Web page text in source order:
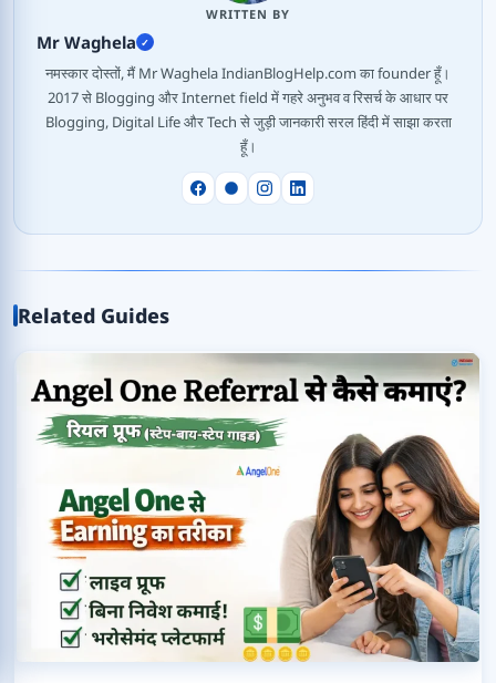
WRITTEN BY
Mr Waghela ✓
नमस्कार दोस्तों, मैं Mr Waghela IndianBlogHelp.com का founder हूँ।
2017 से Blogging और Internet field में गहरे अनुभव व रिसर्च के आधार पर
Blogging, Digital Life और Tech से जुड़ी जानकारी सरल हिंदी में साझा करता
हूँ।
Related Guides